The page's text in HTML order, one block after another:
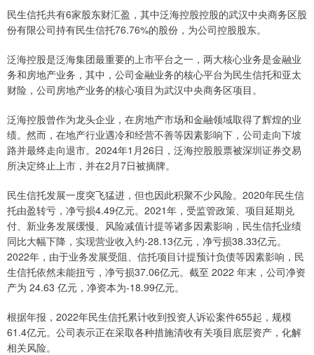
民生信托共有6家股东财汇盈，其中泛海控股控股的武汉中央商务区股
份有限公司持有民生信托76.76%的股份，为公司控股股东。
泛海控股是泛海集团最重要的上市平台之一，两大核心业务是金融业
务和房地产业务，其中，公司金融业务的核心平台为民生信托和亚太
财险，公司房地产业务的核心项目为武汉中央商务区项目。
泛海控股曾作为龙头企业，在房地产市场和金融领域取得了辉煌的业
绩。然而，在地产行业遇冷和经营不善等因素影响下，公司走向下坡
路并最终走向退市。2024年1月26日，泛海控股股票被深圳证券交易
所决定终止上市，并在2月7日被摘牌。
民生信托发展一度突飞猛进，但也因此积聚不少风险。2020年民生信
托由盈转亏，净亏损4.49亿元。2021年，受监管政策、项目延期兑
付、新业务发展缓慢、风险减值计提等诸多因素影响，民生信托业绩
同比大幅下降，实现营业收入约-28.13亿元，净亏损38.33亿元。
2022年，由于业务发展受阻、信托项目计提预计负债等因素影响，民
生信托依然未能扭亏，净亏损37.06亿元。截至 2022 年末，公司净资
产为 24.63 亿元，净资本为-18.99亿元。
根据年报，2022年民生信托累计收到投资人诉讼案件655起，规模
61.4亿元。公司表示正在采取各种措施清收有关项目底层资产，化解
相关风险。